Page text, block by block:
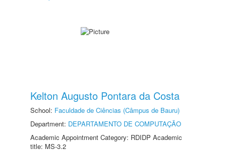
Kelton Augusto Pontara da Costa
School: Faculdade de Ciências (Câmpus de Bauru)
Department: DEPARTAMENTO DE COMPUTAÇÃO
Academic Appointment Category: RDIDP Academic
title: MS-3.2